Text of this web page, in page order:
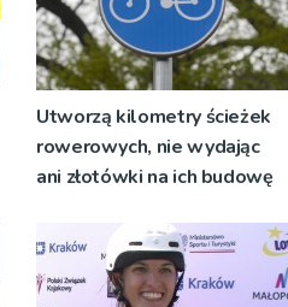
Utworzą kilometry ścieżek
rowerowych, nie wydając
ani złotówki na ich budowę